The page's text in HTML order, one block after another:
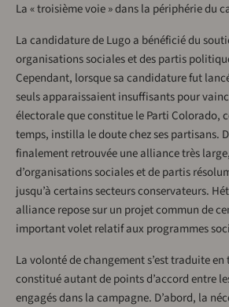
La « troisième voie » dans la périphérie du
La candidature de Lugo a bénéficié du
organisations sociales et des partis
Cependant, lorsque sa candidature fut
seuls apparaissaient insuffisants pour
électorale que constitue le Parti Colorado,
temps, instilla le doute chez ses partisans.
finalement retrouvée une alliance très
d’organisations sociales et de partis
jusqu’à certains secteurs conservateurs.
alliance repose sur un projet commun de
important volet relatif aux programmes
La volonté de changement s’est traduite
constitué autant de points d’accord entre
engagés dans la campagne. D’abord, la